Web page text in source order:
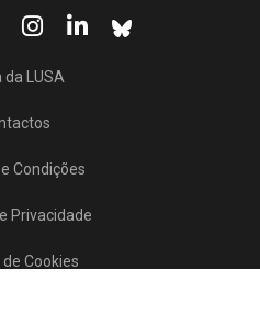
da LUSA
Condições
Privacidade
Cookies